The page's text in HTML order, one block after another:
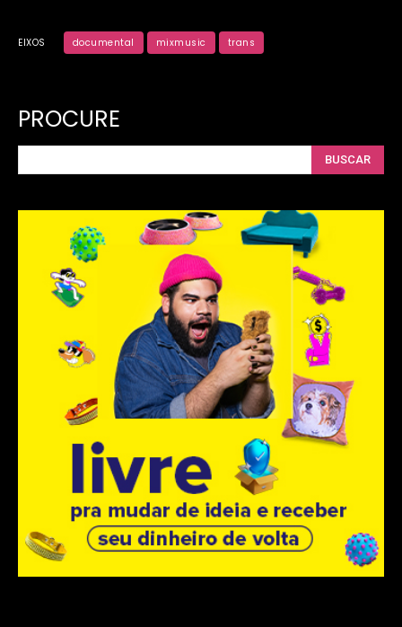
EIXOS documental mixmusic trans
PROCURE
BUSCAR